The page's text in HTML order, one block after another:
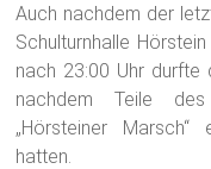
nachdem Teile des
„Hörsteiner
hatten.
Im Rahmen der
Nimbler (Mitte) zum